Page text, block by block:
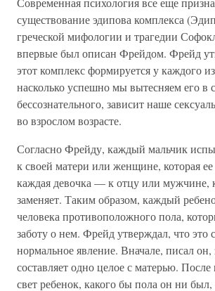
существование эдипова комплекса
греческой мифологии и трагедии
впервые был описан Фрейдом. Фрейд
этот комплекс формируется у каждого
насколько успешно мы вытесняем его в
бессознательного, зависит наше
во взрослом возрасте.
Согласно Фрейду, каждый мальчик
к своей матери или женщине, которая ее
каждая девочка — к отцу или мужчине,
заменяет. Таким образом, каждый
человека противоположного пола,
заботу о нем. Фрейд утверждал, что это
нормальное явление. Вначале, писал
составляет одно целое с матерью. После
свет ребенок, какого бы пола он ни был,